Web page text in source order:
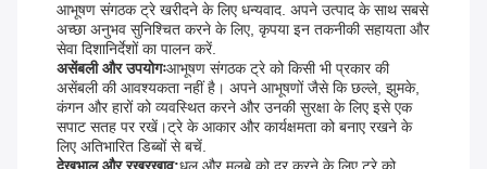
आभूषण संगठक ट्रे खरीदने के लिए धन्यवाद. अपने उत्पाद के साथ सबसे
अच्छा अनुभव सुनिश्चित करने के लिए, कृपया इन तकनीकी सहायता और
सेवा दिशानिर्देशों का पालन करें.
असेंबली और उपयोगःआभूषण संगठक ट्रे को किसी भी प्रकार की
असेंबली की आवश्यकता नहीं है। अपने आभूषणों जैसे कि छल्ले, झुमके,
कंगन और हारों को व्यवस्थित करने और उनकी सुरक्षा के लिए इसे एक
सपाट सतह पर रखें।ट्रे के आकार और कार्यक्षमता को बनाए रखने के
लिए अतिभारित डिब्बों से बचें.